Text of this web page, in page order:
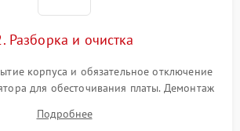
Разборка и очистка
корпуса и обязательное отключение
для обесточивания платы. Демонтаж
термопасты с кристаллов чипов.
Подробнее